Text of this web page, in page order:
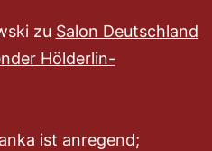
zu Salon Deutschland
Hölderlin-
ist anregend;